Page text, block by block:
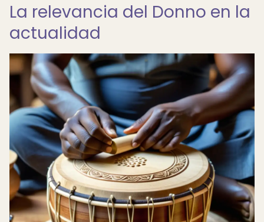
La relevancia del Donno en la
actualidad